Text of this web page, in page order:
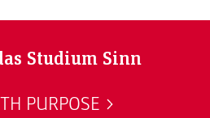
Studium Sinn
PURPOSE